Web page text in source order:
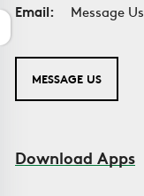
Email:
Message Us
MESSAGE US
Download Apps